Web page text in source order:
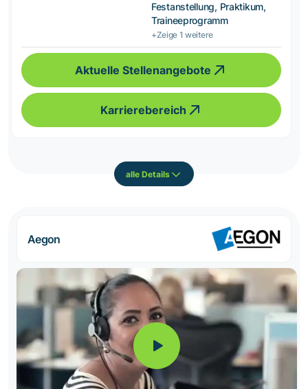
Festanstellung, Praktikum,
Traineeprogramm
+Zeige 1 weitere
Aktuelle Stellenangebote
Karrierebereich
alle Details
Aegon